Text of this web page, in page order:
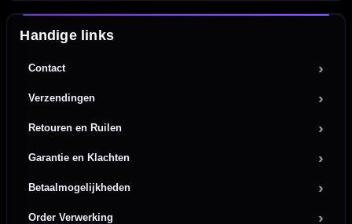
Handige links
Contact
Verzendingen
Retouren en Ruilen
Garantie en Klachten
Betaalmogelijkheden
Order Verwerking